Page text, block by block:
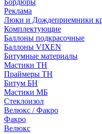
Бордюры
Рекламa
Люки и Дождеприемники
Комплектующие
Баллоны подкрасочные
Баллоны VIXEN
Битумные материалы
Мастики ТН
Праймеры ТН
Битум БН
Мастики МБ
Стеклоизол
Велюкс / Факро
Факро
Велюкс